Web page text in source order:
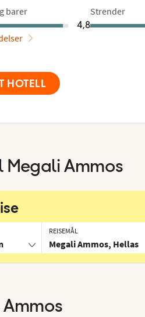
barer
4,8
Strender
HOTELL
Megali Ammos
REISEMÅL
Megali Ammos, Hellas